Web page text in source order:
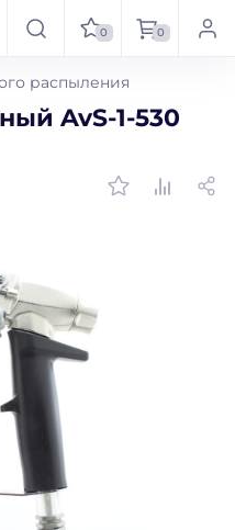
0 0
распыления
AvS-1-530